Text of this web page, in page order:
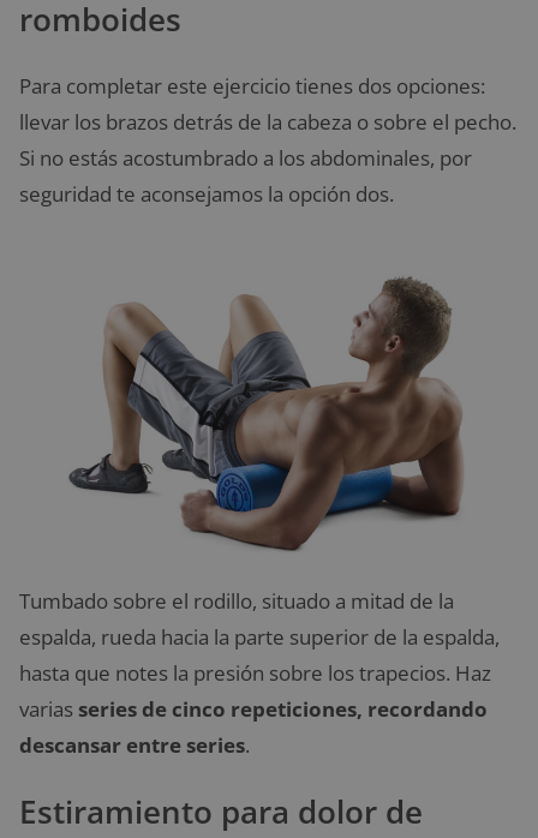
romboides
Para completar este ejercicio tienes dos opciones:
llevar los brazos detrás de la cabeza o sobre el pecho.
Si no estás acostumbrado a los abdominales, por
seguridad te aconsejamos la opción dos.
Tumbado sobre el rodillo, situado a mitad de la
espalda, rueda hacia la parte superior de la espalda,
hasta que notes la presión sobre los trapecios. Haz
varias series de cinco repeticiones, recordando
descansar entre series.
Estiramiento para dolor de